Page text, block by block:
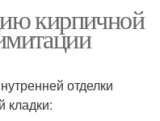
кирпичной
отделки
кладки: